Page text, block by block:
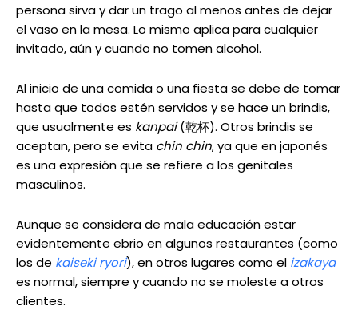
persona sirva y dar un trago al menos antes de dejar
el vaso en la mesa. Lo mismo aplica para cualquier
invitado, aún y cuando no tomen alcohol.
Al inicio de una comida o una fiesta se debe de tomar
hasta que todos estén servidos y se hace un brindis,
que usualmente es kanpai(乾杯). Otros brindis se
aceptan, pero se evita chin chin, ya que en japonés
es una expresión que se refiere a los genitales
masculinos.
Aunque se considera de mala educación estar
evidentemente ebrio en algunos restaurantes (como
los de kaiseki ryori), en otros lugares como el izakaya
es normal, siempre y cuando no se moleste a otros
clientes.